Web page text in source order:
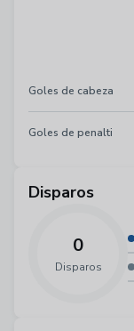
Goles de cabeza
Goles de penalti
Disparos
0
Disparos